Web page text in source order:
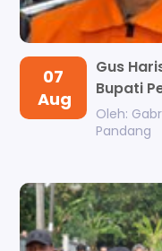
07
Aug
Gus
Bupati
Kasus,...
Oleh:
Pandang